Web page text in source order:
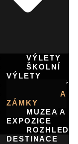
VÝLETY
ŠKOLNÍ
VÝLETY
HRADY A
ZÁMKY
MUZEA A
EXPOZICE
DESTINACE